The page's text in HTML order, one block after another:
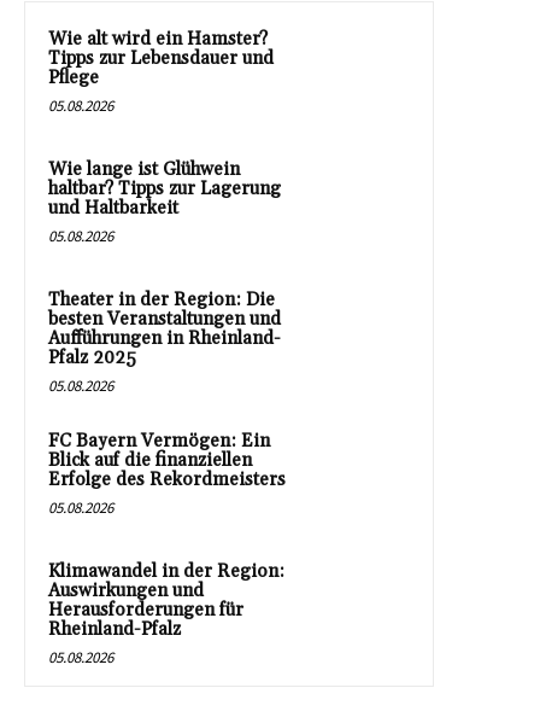
Wie alt wird ein Hamster?
Tipps zur Lebensdauer und
Pflege
05.08.2026
Wie lange ist Glühwein
haltbar? Tipps zur Lagerung
und Haltbarkeit
05.08.2026
Theater in der Region: Die
besten Veranstaltungen und
Aufführungen in Rheinland-
Pfalz 2025
05.08.2026
FC Bayern Vermögen: Ein
Blick auf die finanziellen
Erfolge des Rekordmeisters
05.08.2026
Klimawandel in der Region:
Auswirkungen und
Herausforderungen für
Rheinland-Pfalz
05.08.2026